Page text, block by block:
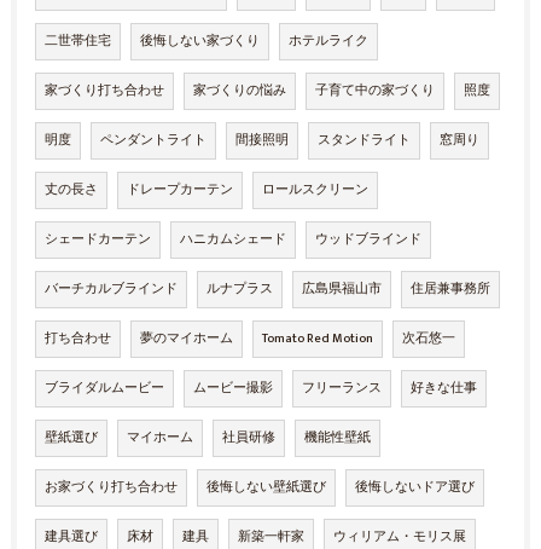
二世帯住宅 後悔しない家づくり ホテルライク
家づくり打ち合わせ 家づくりの悩み 子育て中の家づくり 照度
明度 ペンダントライト 間接照明 スタンドライト 窓周り
丈の長さ ドレープカーテン ロールスクリーン
シェードカーテン ハニカムシェード ウッドブラインド
バーチカルブラインド ルナプラス 広島県福山市 住居兼事務所
打ち合わせ 夢のマイホーム Tomato Red Motion 次石悠一
ブライダルムービー ムービー撮影 フリーランス 好きな仕事
壁紙選び マイホーム 社員研修 機能性壁紙
お家づくり打ち合わせ 後悔しない壁紙選び 後悔しないドア選び
建具選び 床材 建具 新築一軒家 ウィリアム・モリス展